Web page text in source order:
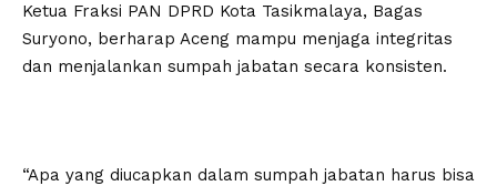
Ketua Fraksi PAN DPRD Kota Tasikmalaya, Bagas
Suryono, berharap Aceng mampu menjaga integritas
dan menjalankan sumpah jabatan secara konsisten.
“Apa yang diucapkan dalam sumpah jabatan harus bisa